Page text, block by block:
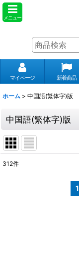
メニュー
マイページ 新着商品
ホーム > 中国語(繁体字)版
中国語(繁体字)版
312件
1